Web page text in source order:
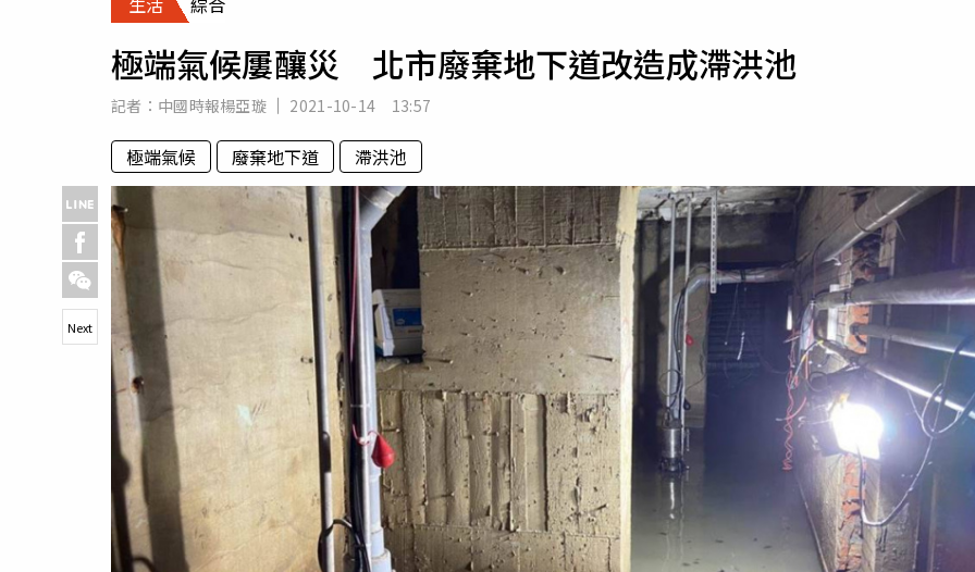
專欄
房產新勢力
運勢
極端氣候屢釀災 北市廢棄地下道改造成滯洪池
記者： 中國時報楊亞璇 2021-10-14 13:57
極端氣候 廢棄地下道 滯洪池
Next